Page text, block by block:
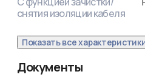
снятия изоляции кабеля
Показать все
Документы